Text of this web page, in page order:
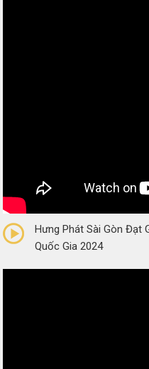
(0 Reviews)
Hưng Phát Sài Gòn Đạt
Quốc Gia 2024